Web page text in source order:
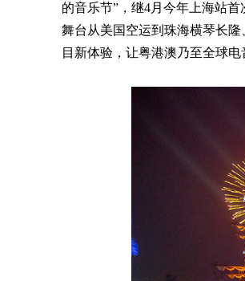
的音乐节”，继4月今年上海站
舞台从美国空运到珠海横琴长
目新体验，让粤港澳乃至全球